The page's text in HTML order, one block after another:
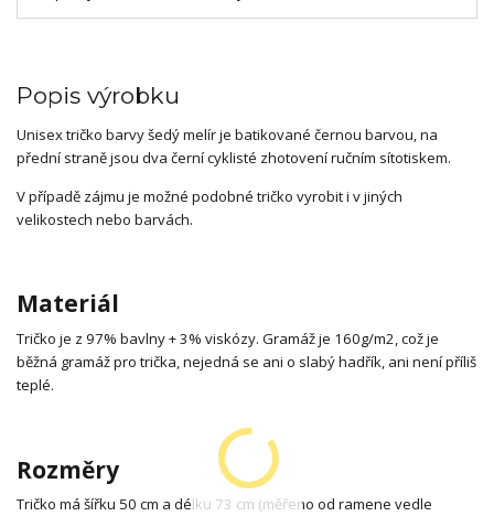
Popis výrobku
Unisex tričko barvy šedý melír je batikované černou barvou, na
přední straně jsou dva černí cyklisté zhotovení ručním sítotiskem.
V případě zájmu je možné podobné tričko vyrobit i v jiných
velikostech nebo barvách.
Materiál
Tričko je z 97% bavlny + 3% viskózy. Gramáž je 160g/m2, což je
běžná gramáž pro trička, nejedná se ani o slabý hadřík, ani není příliš
teplé.
Rozměry
Tričko má šířku 50 cm a délku 73 cm (měřeno od ramene vedle